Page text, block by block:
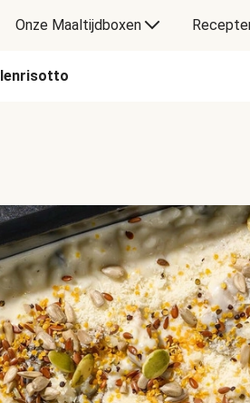
Onze Maaltijdboxen